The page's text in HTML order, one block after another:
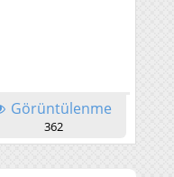
Görüntülenme
362